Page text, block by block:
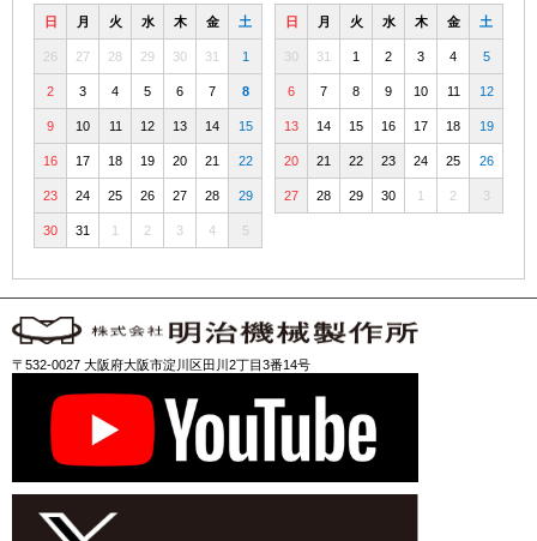
日 月 火 水 木 金 土
26 27 28 29 30 31 1
2 3 4 5 6 7 8
9 10 11 12 13 14 15
16 17 18 19 20 21 22
23 24 25 26 27 28 29
30 31 1 2 3 4 5
日 月 火 水 木 金 土
30 31 1 2 3 4 5
6 7 8 9 10 11 12
13 14 15 16 17 18 19
20 21 22 23 24 25 26
27 28 29 30 1 2 3
〒532-0027 大阪府大阪市淀川区田川2丁目3番14号